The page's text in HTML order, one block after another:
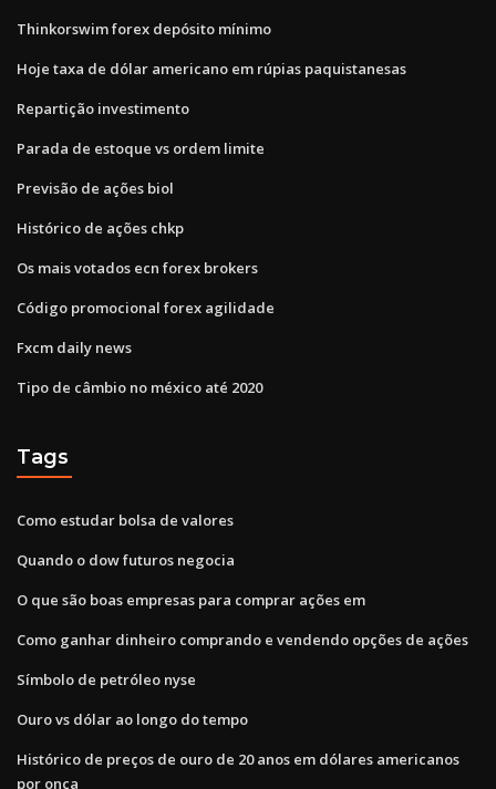
Thinkorswim forex depósito mínimo
Hoje taxa de dólar americano em rúpias paquistanesas
Repartição investimento
Parada de estoque vs ordem limite
Previsão de ações biol
Histórico de ações chkp
Os mais votados ecn forex brokers
Código promocional forex agilidade
Fxcm daily news
Tipo de câmbio no méxico até 2020
Tags
Como estudar bolsa de valores
Quando o dow futuros negocia
O que são boas empresas para comprar ações em
Como ganhar dinheiro comprando e vendendo opções de ações
Símbolo de petróleo nyse
Ouro vs dólar ao longo do tempo
Histórico de preços de ouro de 20 anos em dólares americanos
por onça